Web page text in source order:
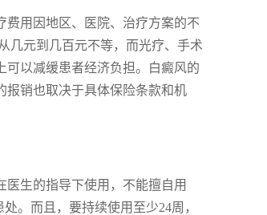
费用因地区、医院、治疗方案的不
几元到几百元不等，而光疗、手术
以减缓患者经济负担。白癜风的
报销也取决于具体保险条款和机
生的指导下使用，不能擅自用
。而且，要持续使用至少24周，